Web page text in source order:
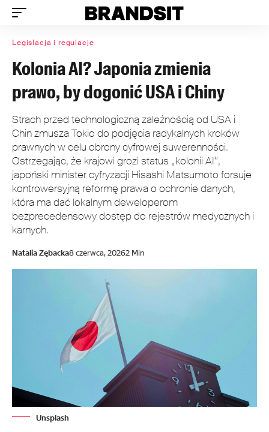
Legislacja i regulacje
Kolonia AI? Japonia zmienia
prawo, by dogonić USA i Chiny
Strach przed technologiczną zależnością od USA i
Chin zmusza Tokio do podjęcia radykalnych kroków
prawnych w celu obrony cyfrowej suwerenności.
Ostrzegając, że krajowi grozi status „kolonii AI”,
japoński minister cyfryzacji Hisashi Matsumoto forsuje
kontrowersyjną reformę prawa o ochronie danych,
która ma dać lokalnym deweloperom
bezprecedensowy dostęp do rejestrów medycznych i
karnych.
Natalia Zębacka8 czerwca, 20262 Min
Unsplash